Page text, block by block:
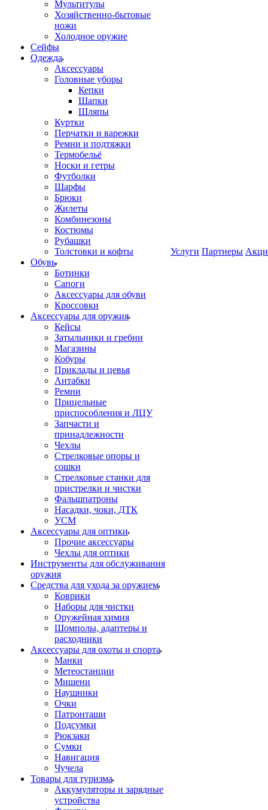
Мультитулы
Хозяйственно-бытовые
ножи
Холодное оружие
Сейфы
Одежда
Аксессуары
Головные уборы
Кепки
Шапки
Шляпы
Куртки
Перчатки и варежки
Ремни и подтяжки
Термобельё
Носки и гетры
Футболки
Шарфы
Брюки
Жилеты
Комбинезоны
Костюмы
Рубашки
Толстовки и кофты
Обувь
Ботинки
Сапоги
Аксессуары для обуви
Кроссовки
Аксессуары для оружия
Кейсы
Затыльники и гребни
Магазины
Кобуры
Приклады и цевья
Антабки
Ремни
Прицельные
приспособления и ЛЦУ
Запчасти и
принадлежности
Чехлы
Стрелковые опоры и
сошки
Стрелковые станки для
пристрелки и чистки
Фальшпатроны
Насадки, чоки, ДТК
УСМ
Аксессуары для оптики
Прочие аксессуары
Чехлы для оптики
Инструменты для обслуживания
оружия
Средства для ухода за оружием
Коврики
Наборы для чистки
Оружейная химия
Шомполы, адаптеры и
расходники
Аксессуары для охоты и спорта
Манки
Метеостанции
Мишени
Наушники
Очки
Патронташи
Подсумки
Рюкзаки
Сумки
Навигация
Чучела
Товары для туризма
Аккумуляторы и зарядные
устройства
Услуги Партнеры